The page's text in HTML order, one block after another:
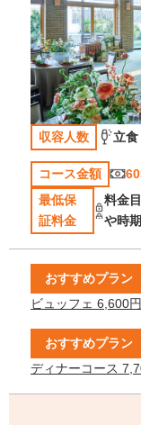
収容人数 立食
コース金額
最低保
証料金
料金
や時
おすすめプラン
ビュッフェ 6,600円
おすすめプラン
ディナーコース